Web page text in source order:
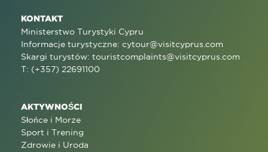
KONTAKT
Ministerstwo Turystyki Cypru
Informacje turystyczne: cytour@visitcyprus.com
Skargi turystów: touristcomplaints@visitcyprus.com
T: (+357) 22691100
AKTYWNOŚCI
Słońce i Morze
Sport i Trening
Zdrowie i Uroda